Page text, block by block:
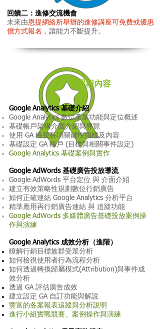
課程內容
回饋二：進修交流機會
未來由恩提網絡所舉辦的進修講座可免費或優惠
價方式報名 ，讓能力不斷提升。
Google Analytics 基礎介紹
Google Analytics 數位產業功能與定位概述
基礎帳戶架構介面介紹與導覽
使用 GA 檢視各項關鍵性指標及內容
基礎設定 GA 帳戶 (目標與相關事件設定)
Google Analytics 基礎案例與實作
Google AdWords 基礎廣告投放導流
Google AdWords 平台定位 與 介面介紹
建立有效策略性規劃數位行銷廣告
如何正確連結 Google Analytics 分析平台
精準應用再行銷廣告連結 與 追蹤功能
Google AdWords 多媒體廣告基礎投放案例操
作與演練
Google Analytics 成效分析（進階）
瞭解行銷目標族群受眾分析
如何檢視使用者行為流程分析
如何透過轉換歸屬模式(Attribution)與事件成
效分析
透過 GA 評估廣告成效
建立設定 GA 自訂功能與解說
豐富的各案報表追蹤與分析說明
進行小組實戰競賽、案例操作與演練